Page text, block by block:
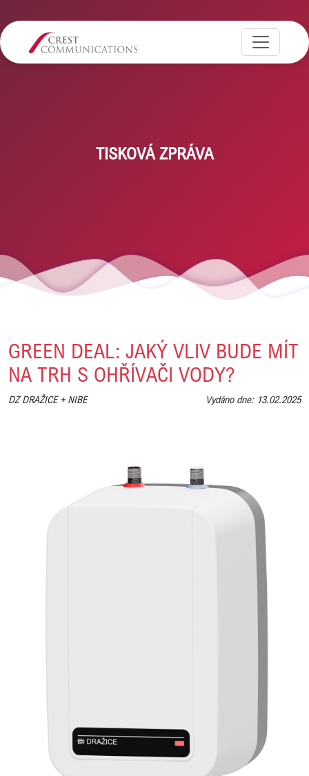
TISKOVÁ ZPRÁVA
GREEN DEAL: JAKÝ VLIV BUDE MÍT
NA TRH S OHŘÍVAČI VODY?
DZ DRAŽICE + NIBE Vydáno dne: 13.02.2025